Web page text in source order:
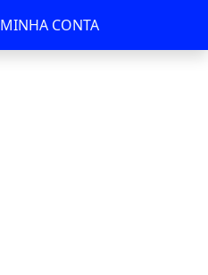
MINHA CONTA